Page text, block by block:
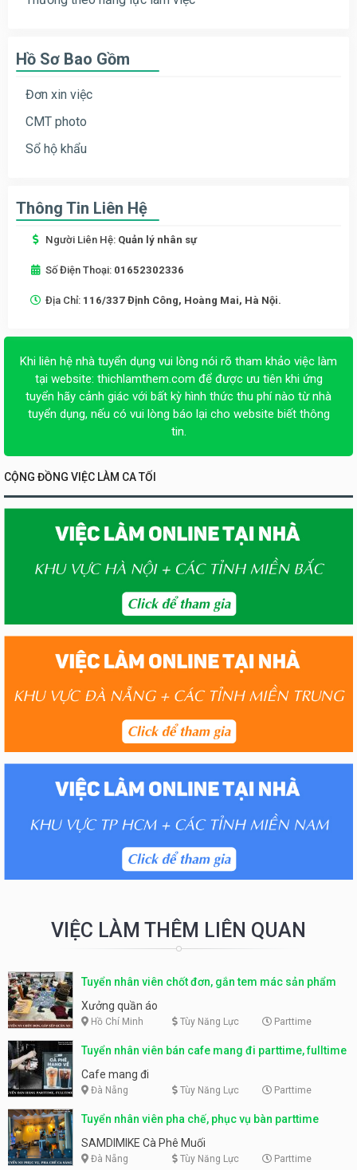
Hồ Sơ Bao Gồm
Đơn xin việc
CMT photo
Sổ hộ khẩu
Thông Tin Liên Hệ
Người Liên Hệ: Quản lý nhân sự
Số Điện Thoại: 01652302336
Địa Chỉ: 116/337 Định Công, Hoàng Mai, Hà Nội.
Khi liên hệ nhà tuyển dụng vui lòng nói rõ tham khảo việc làm
tại website: thichlamthem.com để được ưu tiên khi ứng
tuyển hãy cảnh giác với bất kỳ hình thức thu phí nào từ nhà
tuyển dụng, nếu có vui lòng báo lại cho website biết thông
tin.
CỘNG ĐỒNG VIỆC LÀM CA TỐI
VIỆC LÀM THÊM LIÊN QUAN
Tuyển nhân viên chốt đơn, gắn tem mác sản phẩm
Xưởng quần áo
Hồ Chí Minh Tùy Năng Lực Parttime
Tuyển nhân viên bán cafe mang đi parttime, fulltime
Cafe mang đi
Đà Nẵng Tùy Năng Lực Parttime
Tuyển nhân viên pha chế, phục vụ bàn parttime
SAMDIMIKE Cà Phê Muối
Đà Nẵng Tùy Năng Lực Parttime